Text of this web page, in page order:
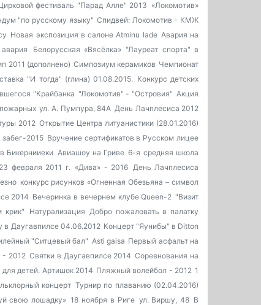
фестиваль "Парад Алле" 2013 «Локомотив»
"по русскому языку" Спидвей: Локомотив - КМЖ
Новая экспозиция в салоне Atminu lade Авария на
Белорусская «Вясёлка» "Лауреат спорта" в
2011 (дополнено) Симпозиум керамиков Чемпионат
"И тогда" (глина) 01.08.2015. Конкурс детских
"Крайбанка "Локомотив" - "Островия" Акция
ул. А. Пумпура, 84А День Лачплесиса 2012
2012 Открытие Центра литуанистики (28.01.2016)
2015 Вручение сертификатов в Русском лицее
Бикернииеки Авиашоу на Гриве 6-я средняя школа
февраля 2011 г. «Дива» - 2016 День Лачплесиса
конкурс рисунков «Огненная Обезьяна – символ
2014 Вечеринка в вечернем клубе Queen-2 "Визит
крик" Натурализация Добро пожаловать в палатку
в Даугавпилсе 04.06.2012 Концерт "Яунибы" в Ditton
"Ситцевый бал" Asti gaisa Первый асфальт на
- 2012 Святки в Даугавпилсе 2014 Соревнования на
детей. Артишок 2014 Пляжный волейбол - 2012 1
концерт Турнир по плаванию (02.04.2016)
свою лошадку» 18 ноября в Риге ул. Виршу, 48 В